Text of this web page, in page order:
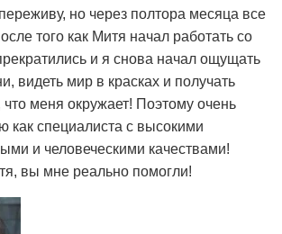
но через полтора месяца все
того как Митя начал работать со
и я снова начал ощущать
видеть мир в красках и получать
что меня окружает! Поэтому очень
как специалиста с высокими
и человеческими качествами!
вы мне реально помогли!